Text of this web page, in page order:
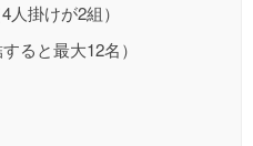
掛けが2組）
ると最大12名）